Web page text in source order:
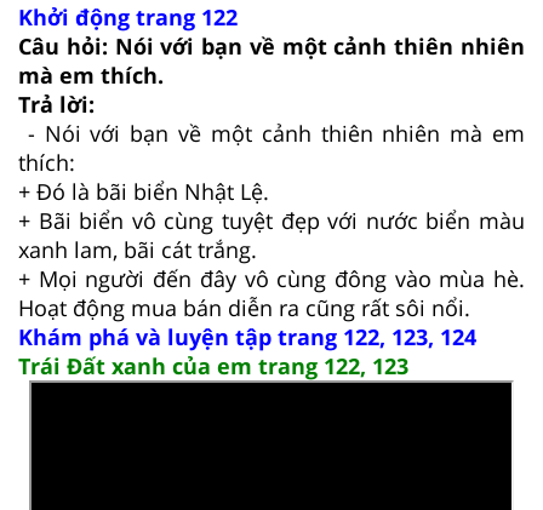
Khởi động trang 122
Câu hỏi: Nói với bạn về một cảnh thiên nhiên
mà em thích.
Trả lời:
- Nói với bạn về một cảnh thiên nhiên mà em
thích:
+ Đó là bãi biển Nhật Lệ.
+ Bãi biển vô cùng tuyệt đẹp với nước biển màu
xanh lam, bãi cát trắng.
+ Mọi người đến đây vô cùng đông vào mùa hè.
Hoạt động mua bán diễn ra cũng rất sôi nổi.
Khám phá và luyện tập trang 122, 123, 124
Trái Đất xanh của em trang 122, 123